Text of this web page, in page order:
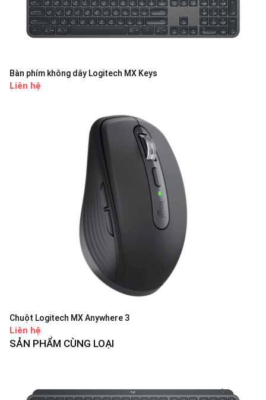
Bàn phím không dây Logitech MX Keys
Liên hệ
Chuột Logitech MX Anywhere 3
Liên hệ
SẢN PHẨM CÙNG LOẠI